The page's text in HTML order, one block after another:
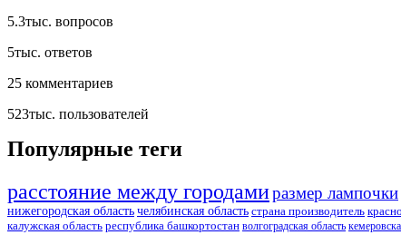
5.3тыс. вопросов
5тыс. ответов
25 комментариев
523тыс. пользователей
Популярные теги
расстояние между городамиразмер лампочки
нижегородская область челябинская область страна производитель
калужская область республика башкортостан волгоградская область